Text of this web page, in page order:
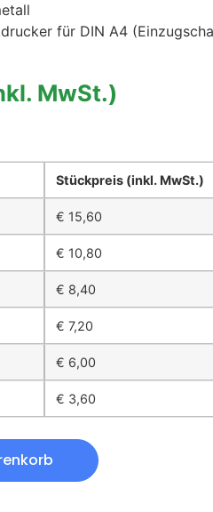
für DIN A4
MwSt.)
Stückpreis (inkl. MwSt.)
€ 15,60
€ 10,80
€ 8,40
€ 7,20
€ 6,00
€ 3,60